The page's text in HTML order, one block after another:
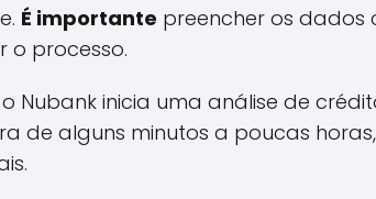
É importante preencher os dados
processo.
Nubank inicia uma análise de
de alguns minutos a poucas